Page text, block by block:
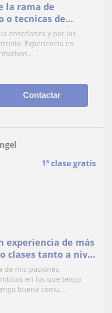
la rama de
o tecnicas de
enseñanza y por las
Experiencia en
Contactar
1ª clase gratis
experiencia de más
clases tanto a nivel
de mis pasiones,
en los que tengo
buena comu...